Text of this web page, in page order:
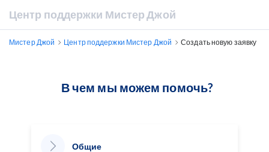
Центр поддержки Мистер Джой
Мистер Джой Центр поддержки Мистер Джой Создать новую заявку
В чем мы можем помочь?
Общие